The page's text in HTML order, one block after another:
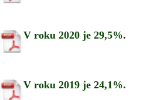
V roku 2020 je 29,5%.
V roku 2019 je 24,1%.